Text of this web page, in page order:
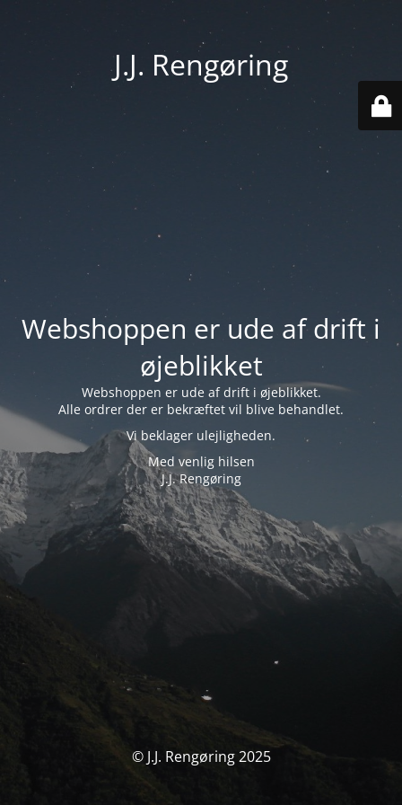
J.J. Rengøring
Webshoppen er ude af drift i
øjeblikket
Webshoppen er ude af drift i øjeblikket.
Alle ordrer der er bekræftet vil blive behandlet.
Vi beklager ulejligheden.
Med venlig hilsen
J.J. Rengøring
© J.J. Rengøring 2025